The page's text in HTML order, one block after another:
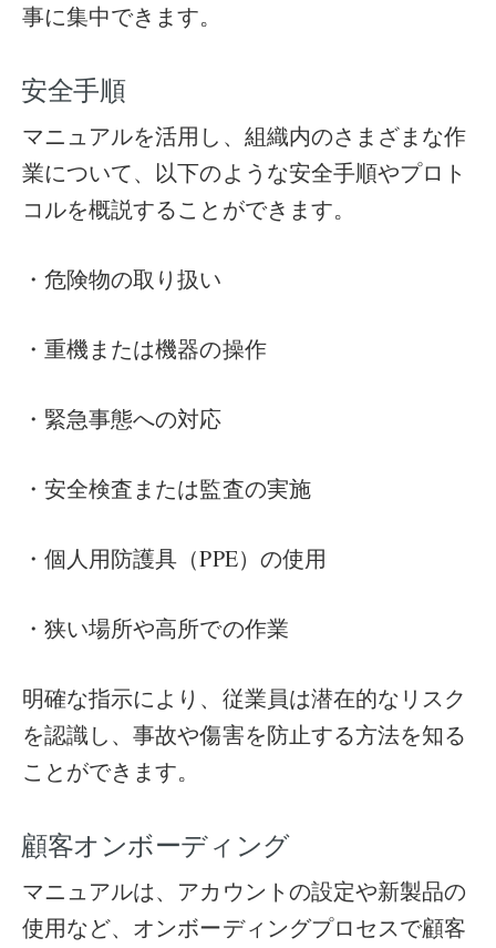
事に集中できます。
安全手順
マニュアルを活用し、組織内のさまざまな作
業について、以下のような安全手順やプロト
コルを概説することができます。
・危険物の取り扱い
・重機または機器の操作
・緊急事態への対応
・安全検査または監査の実施
・個人用防護具（PPE）の使用
・狭い場所や高所での作業
明確な指示により、従業員は潜在的なリスク
を認識し、事故や傷害を防止する方法を知る
ことができます。
顧客オンボーディング
マニュアルは、アカウントの設定や新製品の
使用など、オンボーディングプロセスで顧客